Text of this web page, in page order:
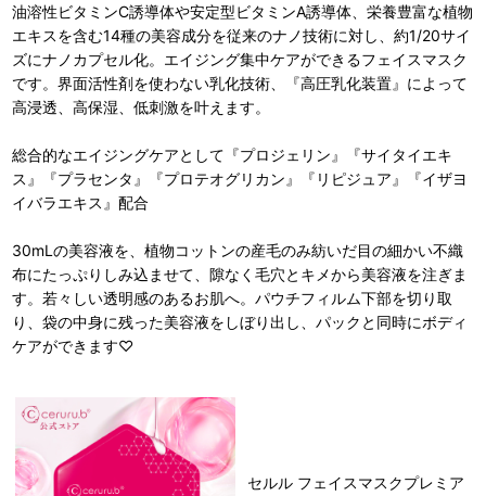
油溶性ビタミンC誘導体や安定型ビタミンA誘導体、栄養豊富な植物
エキスを含む14種の美容成分を従来のナノ技術に対し、約1/20サイ
ズにナノカプセル化。エイジング集中ケアができるフェイスマスク
です。界面活性剤を使わない乳化技術、『高圧乳化装置』によって
高浸透、高保湿、低刺激を叶えます。
総合的なエイジングケアとして『プロジェリン』『サイタイエキ
ス』『プラセンタ』『プロテオグリカン』『リピジュア』『イザヨ
イバラエキス』配合
30mLの美容液を、植物コットンの産毛のみ紡いだ目の細かい不織
布にたっぷりしみ込ませて、隙なく毛穴とキメから美容液を注ぎま
す。若々しい透明感のあるお肌へ。パウチフィルム下部を切り取
り、袋の中身に残った美容液をしぼり出し、パックと同時にボディ
ケアができます♡
セルル フェイスマスクプレミア